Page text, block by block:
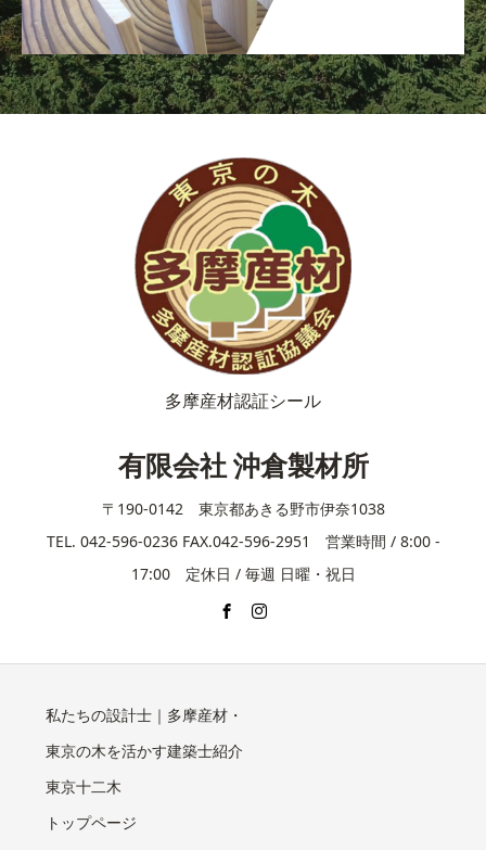
多摩産材認証シール
有限会社 沖倉製材所
〒190-0142 東京都あきる野市伊奈1038
TEL. 042-596-0236 FAX.042-596-2951 営業時間 / 8:00 -
17:00 定休日 / 毎週 日曜・祝日
私たちの設計士｜多摩産材・
東京の木を活かす建築士紹介
東京十二木
トップページ